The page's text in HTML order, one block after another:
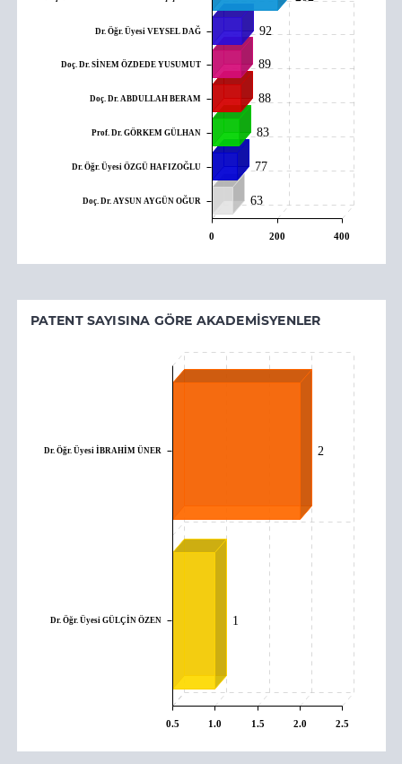
92
89
88
83
77
63
Dr. Öğr. Üyesi VEYSEL DAĞ
Doç. Dr. SİNEM ÖZDEDE YUSUMUT
Doç. Dr. ABDULLAH BERAM
Prof. Dr. GÖRKEM GÜLHAN
Dr. Öğr. Üyesi ÖZGÜ HAFIZOĞLU
Doç. Dr. AYSUN AYGÜN OĞUR
0 200 400
PATENT SAYISINA GÖRE AKADEMISYENLER
2
1
Dr. Öğr. Üyesi İBRAHİM ÜNER
Dr. Öğr. Üyesi GÜLÇİN ÖZEN
0.5 1.0 1.5 2.0 2.5